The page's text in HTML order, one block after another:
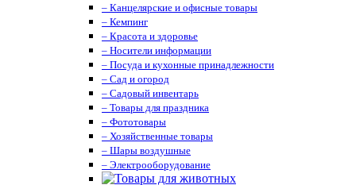
– Канцелярские и офисные товары
– Кемпинг
– Красота и здоровье
– Носители информации
– Посуда и кухонные принадлежности
– Сад и огород
– Садовый инвентарь
– Товары для праздника
– Фототовары
– Хозяйственные товары
– Шары воздушные
– Электрооборудование